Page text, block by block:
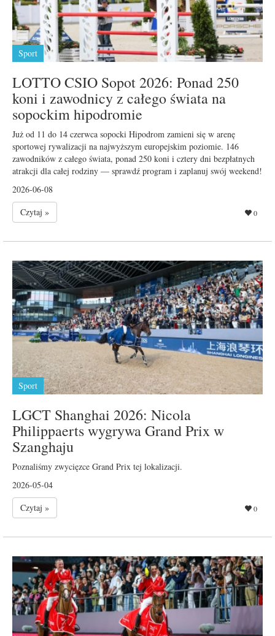
Sport
LOTTO CSIO Sopot 2026: Ponad 250
koni i zawodnicy z całego świata na
sopockim hipodromie
Już od 11 do 14 czerwca sopocki Hipodrom zamieni się w arenę
sportowej rywalizacji na najwyższym europejskim poziomie. 146
zawodników z całego świata, ponad 250 koni i cztery dni bezpłatnych
atrakcji dla całej rodziny — sprawdź program i zaplanuj swój weekend!
2026-06-08
Czytaj »
0
Sport
LGCT Shanghai 2026: Nicola
Philippaerts wygrywa Grand Prix w
Szanghaju
Poznaliśmy zwycięzce Grand Prix tej lokalizacji.
2026-05-04
Czytaj »
0